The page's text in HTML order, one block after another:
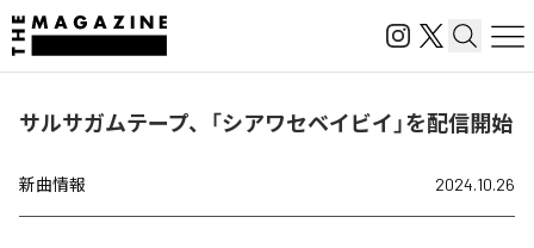
サルサガムテープ、「シアワセベイビイ」を配信開始
新曲情報 2024.10.26